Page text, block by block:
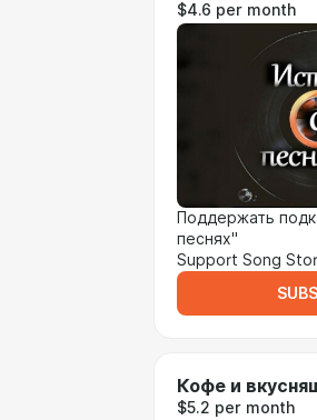
$4.6 per month
Поддержать
песнях"
Support Song
Кофе и
$5.2 per month